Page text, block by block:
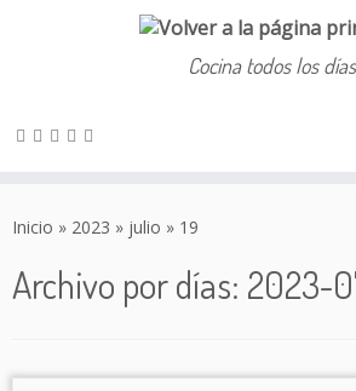
Cocina todos los días
Inicio » 2023 » julio » 19
Archivo por días: 2023-